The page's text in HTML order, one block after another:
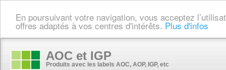
En poursuivant votre navigation, vous acceptez
offres adaptés à vos centres d'intérêts. Plus d'infos
AOC et IGP
Produits avec les labels AOC, AOP, IGP, etc